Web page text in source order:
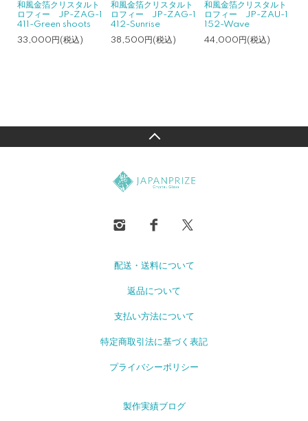
和風金箔クリスタルト
ロフィー JP-ZAG-1
411-Green shoots
33,000円(税込)
和風金箔クリスタルト
ロフィー JP-ZAG-1
412-Sunrise
38,500円(税込)
和風金箔クリスタルト
ロフィー JP-ZAU-1
152-Wave
44,000円(税込)
配送・送料について
返品について
支払い方法について
特定商取引法に基づく表記
プライバシーポリシー
製作実績ブログ